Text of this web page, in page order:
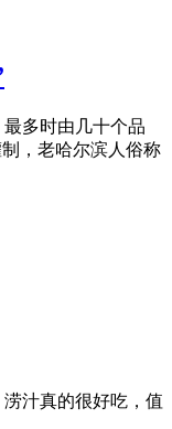
多时由几十个品
，老哈尔滨人俗称
汁真的很好吃，值